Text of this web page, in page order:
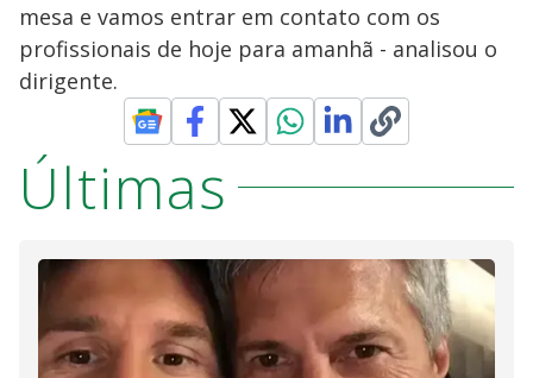
mesa e vamos entrar em contato com os
profissionais de hoje para amanhã - analisou o
dirigente.
Últimas